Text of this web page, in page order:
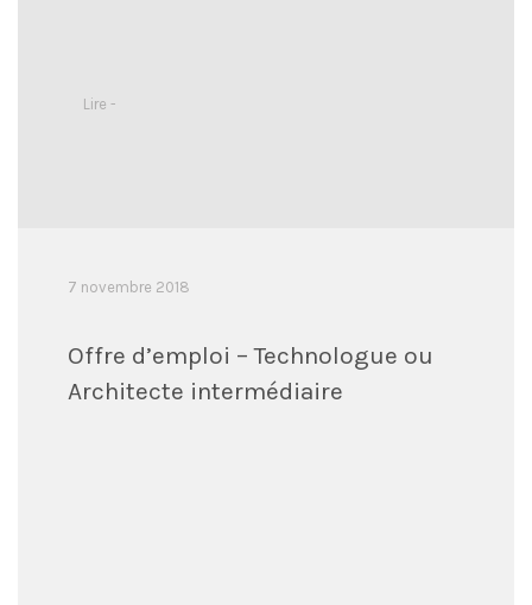
Lire -
7 novembre 2018
Offre d’emploi – Technologue ou
Architecte intermédiaire